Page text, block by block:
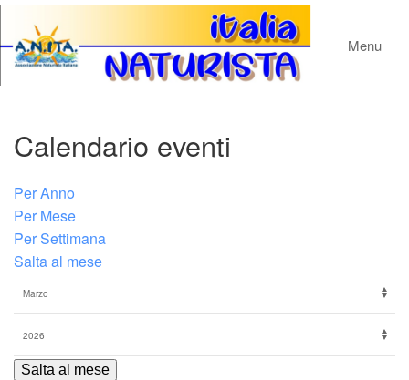
Menu
Calendario eventi
Per Anno
Per Mese
Per Settimana
Salta al mese
Salta al mese